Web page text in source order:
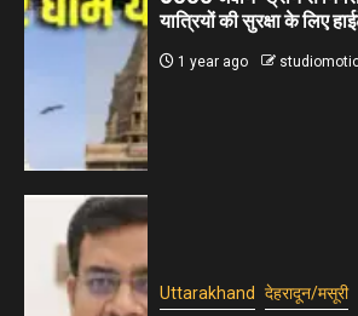
यात्रियों की सुरक्षा के लिए
1 year ago
Uttarakhand देहरादून/मसूरी